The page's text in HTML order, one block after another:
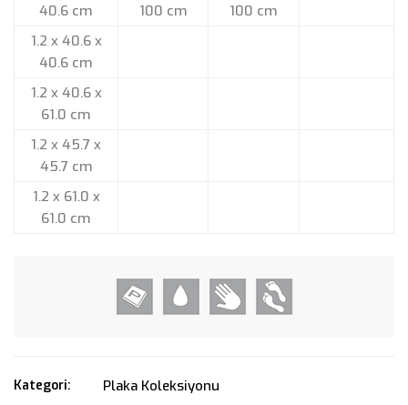
40.6 cm
100 cm
100 cm
1.2 x 40.6 x
40.6 cm
1.2 x 40.6 x
61.0 cm
1.2 x 45.7 x
45.7 cm
1.2 x 61.0 x
61.0 cm
Kategori: Plaka Koleksiyonu